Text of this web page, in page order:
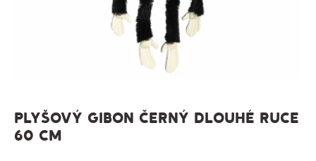
PLYŠOVÝ GIBON ČERNÝ DLOUHÉ RUCE
60 CM